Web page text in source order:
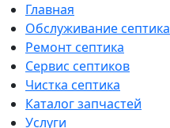
Главная
Обслуживание септика
Ремонт септика
Сервис септиков
Чистка септика
Каталог запчастей
Услуги